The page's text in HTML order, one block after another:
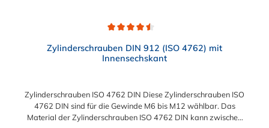
Zylinderschrauben DIN 912 (ISO 4762) mit
Innensechskant
Zylinderschrauben ISO 4762 DIN Diese Zylinderschrauben ISO
4762 DIN sind für die Gewinde M6 bis M12 wählbar. Das
Material der Zylinderschrauben ISO 4762 DIN kann zwischen